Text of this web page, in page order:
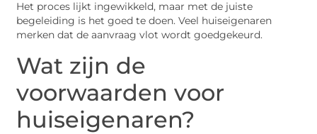
Het proces lijkt ingewikkeld, maar met de juiste
begeleiding is het goed te doen. Veel huiseigenaren
merken dat de aanvraag vlot wordt goedgekeurd.
Wat zijn de
voorwaarden voor
huiseigenaren?